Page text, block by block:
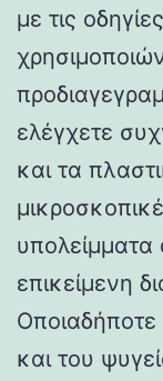
με τις
ελέγχετε
και τα
επικείμενη
και του